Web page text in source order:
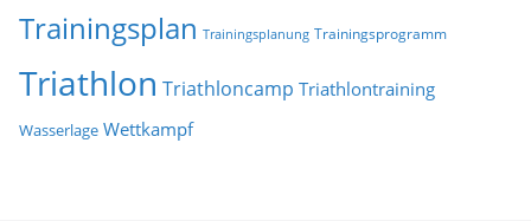
Trainingsplan Trainingsplanung Trainingsprogramm
Triathlon Triathloncamp Triathlontraining
Wasserlage Wettkampf